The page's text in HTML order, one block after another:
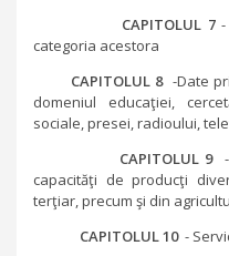
CAPITOLUL 7-
categoria acestora
CAPITOLUL 8-Date
domeniul educaţiei,
sociale, presei, radioului,
CAPITOLUL 9-
capacităţi de producţi
terţiar, precum şi din
CAPITOLUL 10-